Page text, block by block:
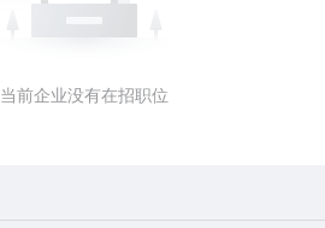
当前企业没有在招职位